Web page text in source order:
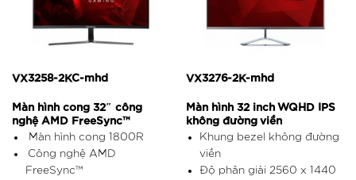
VX3258-2KC-mhd
Màn hình cong 32″ công
nghệ AMD FreeSync™
Màn hình cong 1800R
Công nghệ AMD
FreeSync™
VX3276-2K-mhd
Màn hình 32 inch WQHD IPS
không đường viền
Khung bezel không đường
viền
Độ phân giải 2560 x 1440